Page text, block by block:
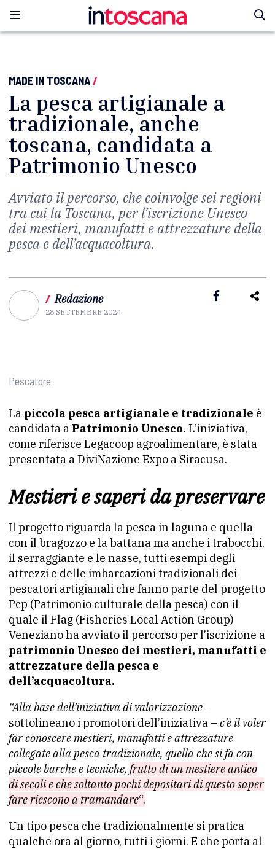
MADE IN TOSCANA/
La pesca artigianale a
tradizionale, anche
toscana, candidata a
Patrimonio Unesco
Avviato il percorso, che coinvolge sei regioni
tra cui la Toscana, per l’iscrizione Unesco
dei mestieri, manufatti e attrezzature della
pesca e dell’acquacoltura.
/ Redazione
28 SETTEMBRE 2024
Pescatore
La piccola pesca artigianale e tradizionale è
candidata a Patrimonio Unesco. L’iniziativa,
come riferisce Legacoop agroalimentare, è stata
presentata a DiviNazione Expo a Siracusa.
Mestieri e saperi da preservare
Il progetto riguarda la pesca in laguna e quella
con il bragozzo e la battana ma anche i trabocchi,
il serraggiante e le nasse, tutti esempi degli
attrezzi e delle imbarcazioni tradizionali dei
pescatori artigianali che fanno parte del progetto
Pcp (Patrimonio culturale della pesca) con il
quale il Flag (Fisheries Local Action Group)
Veneziano ha avviato il percorso per l’iscrizione a
patrimonio Unesco dei mestieri, manufatti e
attrezzature della pesca e
dell’acquacoltura.
“Alla base dell’iniziativa di valorizzazione –
sottolineano i promotori dell’iniziativa – c’è il voler
far conoscere mestieri, manufatti e attrezzature
collegate alla pesca tradizionale, quella che si fa con
piccole barche e tecniche, frutto di un mestiere antico
di secoli e che soltanto pochi depositari di questo saper
fare riescono a tramandare“.
Un tipo pesca che tradizionalmente si pratica
qualche ora al giorno, tutti i giorni. E che porta al